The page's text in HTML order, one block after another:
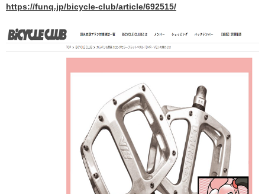
https://funq.jp/bicycle-club/article/692515/